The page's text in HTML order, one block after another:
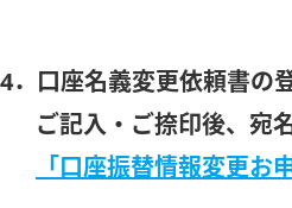
4．口座名義変更依頼書の
ご記入・ご捺印後、宛
「口座振替情報変更お